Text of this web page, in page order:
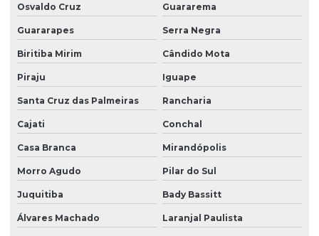
Portaria remota preço
Portaria e zeladoria
Portaria e zeladoria terceirizadas
Poste de câmeras
Recepção e portaria
Recepção e segurança em portarias
Recepção terceirização
Osvaldo Cruz Guararema
Guararapes Serra Negra
Biritiba Mirim Cândido Mota
Piraju Iguape
Santa Cruz das Palmeiras Rancharia
Cajati Conchal
Casa Branca Mirandópolis
Morro Agudo Pilar do Sul
Juquitiba Bady Bassitt
Álvares Machado Laranjal Paulista